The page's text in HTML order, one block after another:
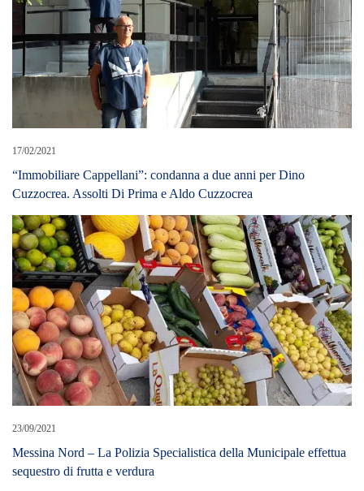
17/02/2021
“Immobiliare Cappellani”: condanna a due anni per Dino
Cuzzocrea. Assolti Di Prima e Aldo Cuzzocrea
23/09/2021
Messina Nord – La Polizia Specialistica della Municipale effettua
sequestro di frutta e verdura